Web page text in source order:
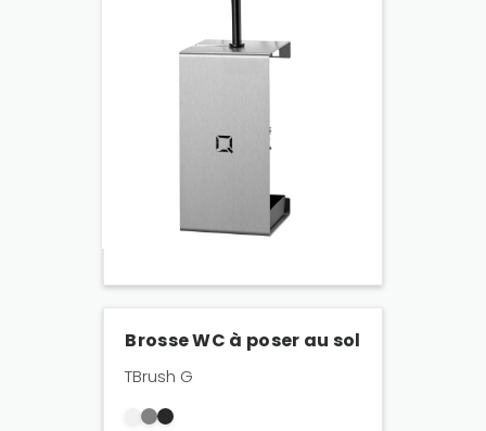
Brosse WC à poser au sol
TBrush G